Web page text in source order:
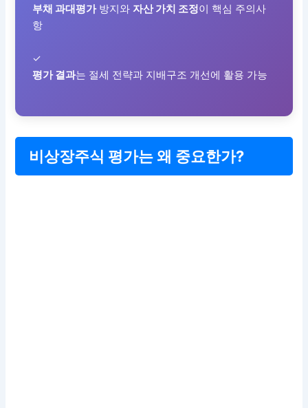
부채 과대평가방지와자산 가치 조정이 핵심 주의사
항
✓
평가 결과는 절세 전략과 지배구조 개선에 활용 가능
비상장주식 평가는 왜 중요한가?